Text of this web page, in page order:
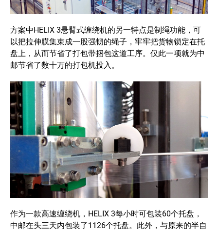
方案中HELIX 3悬臂式缠绕机的另一特点是制绳功能，可
以把拉伸膜集束成一股强韧的绳子，牢牢把货物锁定在托
盘上，从而节省了打包带捆包这道工序。仅此一项就为中
邮节省了数十万的打包机投入。
作为一款高速缠绕机，HELIX 3每小时可包装60个托盘，
中邮在头三天内包装了1126个托盘。此外，与原来的半自